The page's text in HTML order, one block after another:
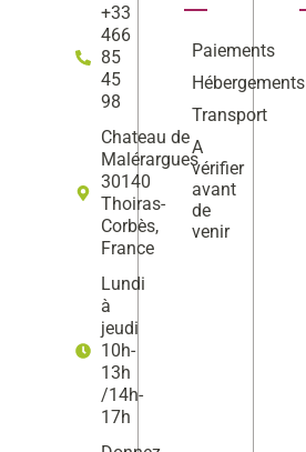
+33
466
85
45
98
Chateau de
Malérargues
30140
Thoiras-
Corbès,
France
Lundi
à
jeudi
10h-
13h
/14h-
17h
Paiements
Hébergements
Transport
A
vérifier
avant
de
venir